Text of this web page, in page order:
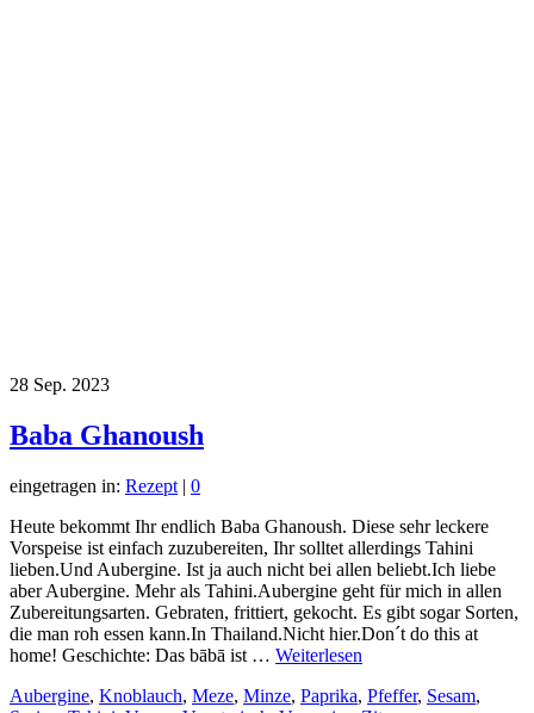
28 Sep. 2023
Baba Ghanoush
eingetragen in: Rezept | 0
Heute bekommt Ihr endlich Baba Ghanoush. Diese sehr leckere
Vorspeise ist einfach zuzubereiten, Ihr solltet allerdings Tahini
lieben.Und Aubergine. Ist ja auch nicht bei allen beliebt.Ich liebe
aber Aubergine. Mehr als Tahini.Aubergine geht für mich in allen
Zubereitungsarten. Gebraten, frittiert, gekocht. Es gibt sogar Sorten,
die man roh essen kann.In Thailand.Nicht hier.Don´t do this at
home! Geschichte: Das bābā ist … Weiterlesen
Aubergine, Knoblauch, Meze, Minze, Paprika, Pfeffer, Sesam,